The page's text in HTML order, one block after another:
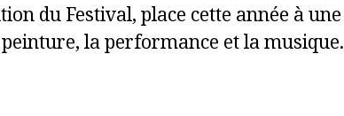
du Festival, place cette année à une
la performance et la musique.